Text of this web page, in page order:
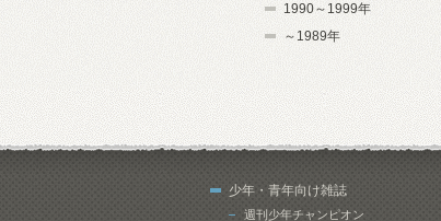
1990～1999年
～1989年
少年・青年向け雑誌
週刊少年チャンピオン